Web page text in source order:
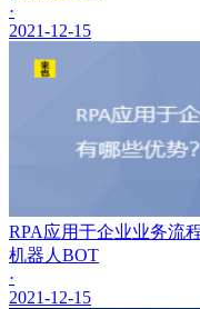
·
2021-12-15
RPA应用于企业业务流
机器人BOT
·
2021-12-15